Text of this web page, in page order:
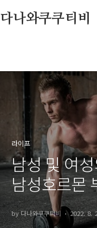
다나와쿠쿠티비
라이프
남성 및 여
남성호르몬
by 다나와쿠쿠티비 2022. 8.